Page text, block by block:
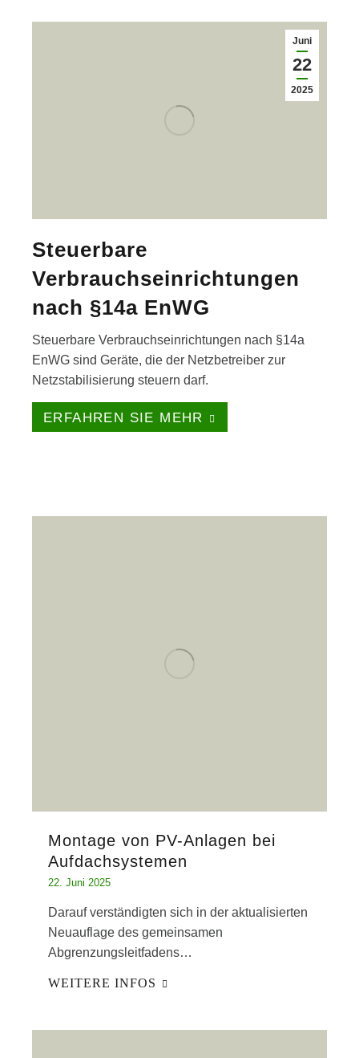
Juni
22
2025
Steuerbare
Verbrauchseinrichtungen
nach §14a EnWG
Steuerbare Verbrauchseinrichtungen nach §14a
EnWG sind Geräte, die der Netzbetreiber zur
Netzstabilisierung steuern darf.
ERFAHREN SIE MEHR
Montage von PV-Anlagen bei
Aufdachsystemen
22. Juni 2025
Darauf verständigten sich in der aktualisierten
Neuauflage des gemeinsamen
Abgrenzungsleitfadens…
WEITERE INFOS